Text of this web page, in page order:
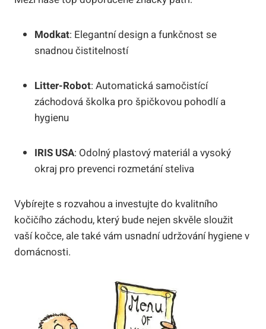
Modkat: Elegantní design a funkčnost se
snadnou čistitelností
Litter-Robot: Automatická samočistící
záchodová školka pro špičkovou pohodlí a
hygienu
IRIS USA: Odolný plastový materiál a vysoký
okraj pro prevenci rozmetání steliva
Vybírejte s rozvahou a investujte do kvalitního
kočičího záchodu, který bude nejen skvěle sloužit
vaší kočce, ale také vám usnadní udržování hygiene v
domácnosti.